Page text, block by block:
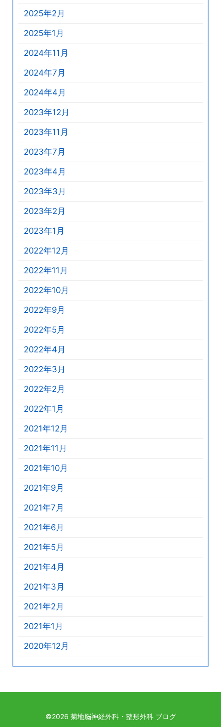
2025年2月
2025年1月
2024年11月
2024年7月
2024年4月
2023年12月
2023年11月
2023年7月
2023年4月
2023年3月
2023年2月
2023年1月
2022年12月
2022年11月
2022年10月
2022年9月
2022年5月
2022年4月
2022年3月
2022年2月
2022年1月
2021年12月
2021年11月
2021年10月
2021年9月
2021年7月
2021年6月
2021年5月
2021年4月
2021年3月
2021年2月
2021年1月
2020年12月
©2026 菊地脳神経外科・整形外科 ブログ